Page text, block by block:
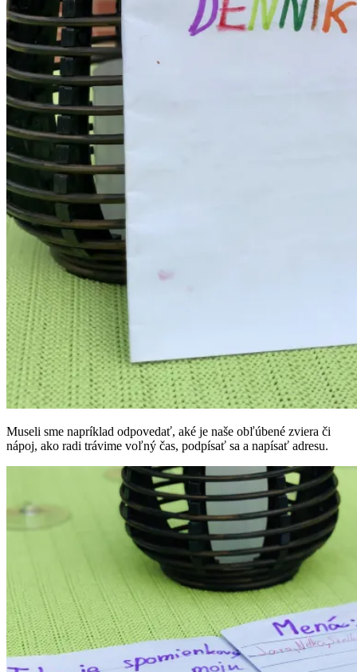
Museli sme napríklad odpovedať, aké je naše obľúbené zviera či
nápoj, ako radi trávime voľný čas, podpísať sa a napísať adresu.